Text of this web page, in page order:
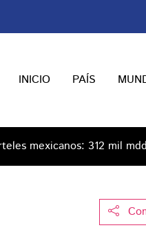
INICIO PAÍS
mexicanos: 312 mil